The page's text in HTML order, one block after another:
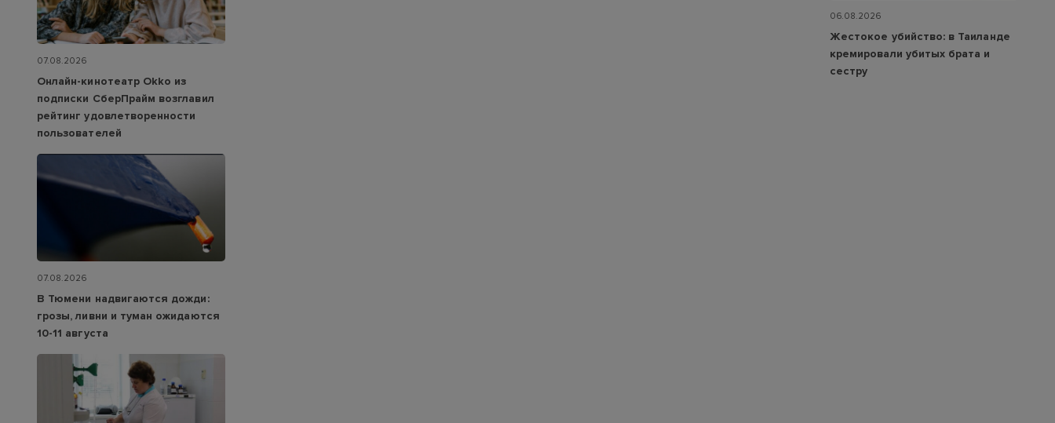
07.08.2026
Онлайн-кинотеатр Okko из
подписки СберПрайм возглавил
рейтинг удовлетворенности
пользователей
07.08.2026
В Тюмени надвигаются дожди:
грозы, ливни и туман ожидаются
10-11 августа
06.08.2026
Жестокое убийство: в Таиланде
кремировали убитых брата и
сестру